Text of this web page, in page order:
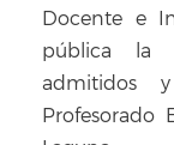
Docente e
pública la
admitidos
Profesorado